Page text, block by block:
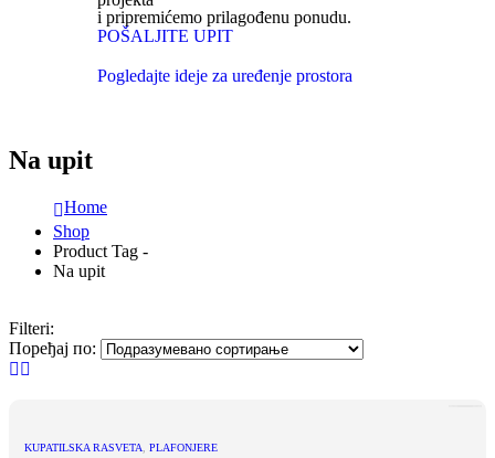
i pripremićemo prilagođenu ponudu.
POŠALJITE UPIT
Pogledajte ideje za uređenje prostora
Na upit
Home
Shop
Product Tag -
Na upit
Filteri:
Поређај по:
KUPATILSKA RASVETA, PLAFONJERE